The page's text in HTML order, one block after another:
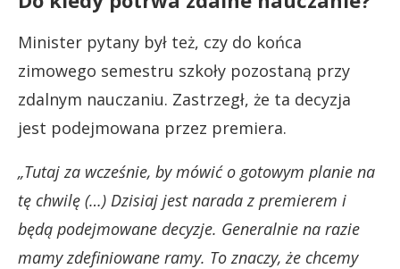
Minister pytany był też, czy do końca
zimowego semestru szkoły pozostaną przy
zdalnym nauczaniu. Zastrzegł, że ta decyzja
jest podejmowana przez premiera.
„Tutaj za wcześnie, by mówić o gotowym planie na
tę chwilę (…) Dzisiaj jest narada z premierem i
będą podejmowane decyzje. Generalnie na razie
mamy zdefiniowane ramy. To znaczy, że chcemy